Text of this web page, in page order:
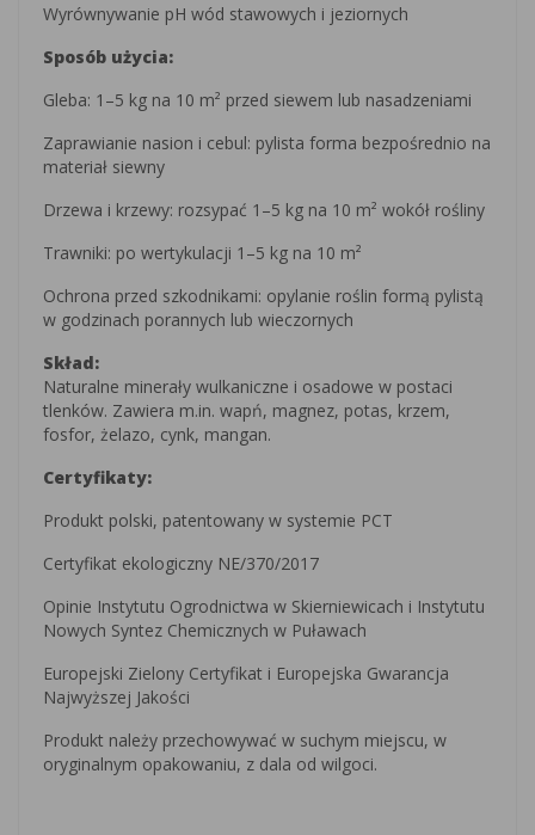
Wyrównywanie pH wód stawowych i jeziornych
Sposób użycia:
Gleba: 1–5 kg na 10 m² przed siewem lub nasadzeniami
Zaprawianie nasion i cebul: pylista forma bezpośrednio na
materiał siewny
Drzewa i krzewy: rozsypać 1–5 kg na 10 m² wokół rośliny
Trawniki: po wertykulacji 1–5 kg na 10 m²
Ochrona przed szkodnikami: opylanie roślin formą pylistą
w godzinach porannych lub wieczornych
Skład:
Naturalne minerały wulkaniczne i osadowe w postaci
tlenków. Zawiera m.in. wapń, magnez, potas, krzem,
fosfor, żelazo, cynk, mangan.
Certyfikaty:
Produkt polski, patentowany w systemie PCT
Certyfikat ekologiczny NE/370/2017
Opinie Instytutu Ogrodnictwa w Skierniewicach i Instytutu
Nowych Syntez Chemicznych w Puławach
Europejski Zielony Certyfikat i Europejska Gwarancja
Najwyższej Jakości
Produkt należy przechowywać w suchym miejscu, w
oryginalnym opakowaniu, z dala od wilgoci.